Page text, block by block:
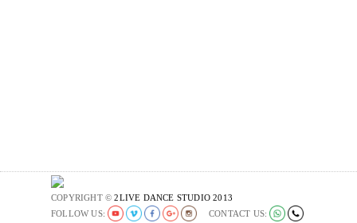
COPYRIGHT ©2LIVE DANCE STUDIO 2013
FOLLOW US:
CONTACT US: